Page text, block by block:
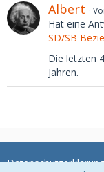
Albert
Hat eine
SD/SB
Die letzten
Jahren.
Datenschutzerklärung